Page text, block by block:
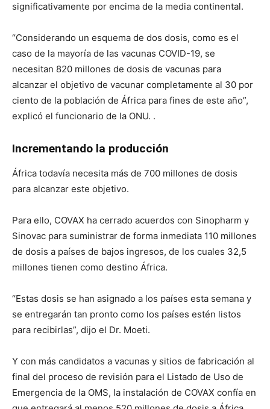
significativamente por encima de la media continental.
“Considerando un esquema de dos dosis, como es el
caso de la mayoría de las vacunas COVID-19, se
necesitan 820 millones de dosis de vacunas para
alcanzar el objetivo de vacunar completamente al 30 por
ciento de la población de África para fines de este año”,
explicó el funcionario de la ONU. .
Incrementando la producción
África todavía necesita más de 700 millones de dosis
para alcanzar este objetivo.
Para ello, COVAX ha cerrado acuerdos con Sinopharm y
Sinovac para suministrar de forma inmediata 110 millones
de dosis a países de bajos ingresos, de los cuales 32,5
millones tienen como destino África.
“Estas dosis se han asignado a los países esta semana y
se entregarán tan pronto como los países estén listos
para recibirlas”, dijo el Dr. Moeti.
Y con más candidatos a vacunas y sitios de fabricación al
final del proceso de revisión para el Listado de Uso de
Emergencia de la OMS, la instalación de COVAX confía en